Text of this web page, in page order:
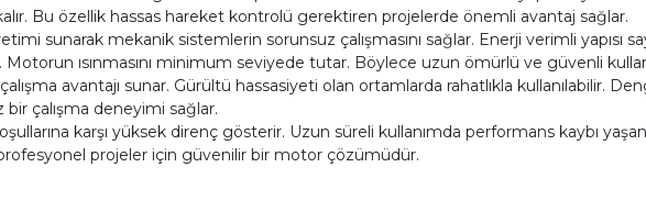
Bu özellik hassas hareket kontrolü gerektiren projelerde önemli avantaj sağlar.
sunarak mekanik sistemlerin sorunsuz çalışmasını sağlar. Enerji verimli yapısı
ısınmasını minimum seviyede tutar. Böylece uzun ömürlü ve güvenli
avantajı sunar. Gürültü hassasiyeti olan ortamlarda rahatlıkla kullanılabilir.
çalışma deneyimi sağlar.
karşı yüksek direnç gösterir. Uzun süreli kullanımda performans kaybı
projeler için güvenilir bir motor çözümüdür.